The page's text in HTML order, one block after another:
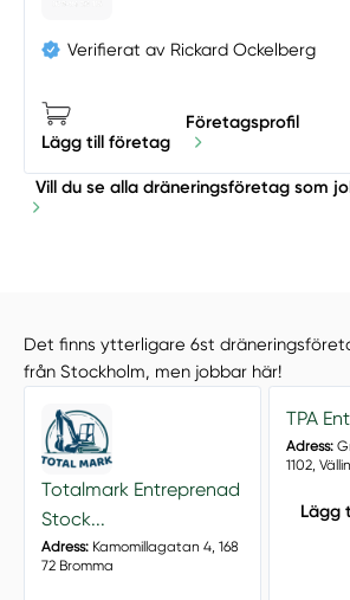
Verifierat av Rickard Ockelberg
Lägg till företag
Företagsprofil
Vill du se alla dräneringsföretag som
Det finns ytterligare 6st
från Stockholm, men jobbar här!
Totalmark Entreprenad
Stock...
Adress:Kamomillagatan 4, 168
72 Bromma
TPA
Adress:
1102,
Lägg